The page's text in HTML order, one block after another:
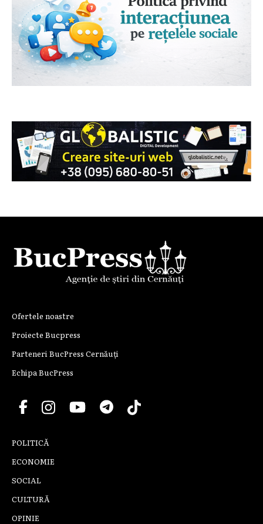
Ofertele noastre
Proiecte Bucpress
Parteneri BucPress Cernăuți
Echipa BucPress
POLITICĂ
ECONOMIE
SOCIAL
CULTURĂ
OPINIE